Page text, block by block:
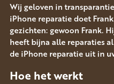
Wij geloven in
iPhone reparatie doet
gezichten: gewoon Frank.
heeft bijna alle reparaties
de iPhone reparatie uit in
Hoe het werkt